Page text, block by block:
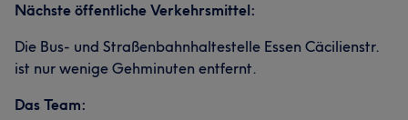
Nächste öffentliche Verkehrsmittel:
Die Bus- und Straßenbahnhaltestelle Essen Cäcilienstr.
ist nur wenige Gehminuten entfernt.
Das Team: